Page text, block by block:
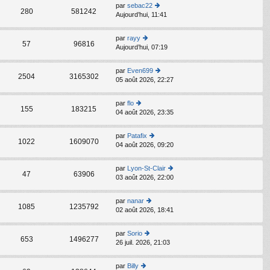
ult
er
le
d
er
er
m
e
s
a
e
280 581242
par sebac22
o
er
le
d
er
er
e
s
a
e
Aujourd’hui, 11:41
57 96816
par rayy
o
ult
er
le
er
er
m
e
s
s
a
e
Aujourd’hui, 07:19
2504 3165302
par Even699
o
er
le
er
er
m
e
s
a
e
05 août 2026, 22:27
155 183215
par flo
o
ult
er
le
d
er
er
m
e
s
s
a
e
04 août 2026, 23:35
1022 1609070
par Patafix
o
ult
er
le
d
er
er
m
e
s
04 août 2026, 09:20
47 63906
par Lyon-St-Clair
o
er
le
er
er
03 août 2026, 22:00
1085 1235792
par nanar
o
s
ult
er
le
02 août 2026, 18:41
653 1496277
par Sorio
o
26 juil. 2026, 21:03
par Billy